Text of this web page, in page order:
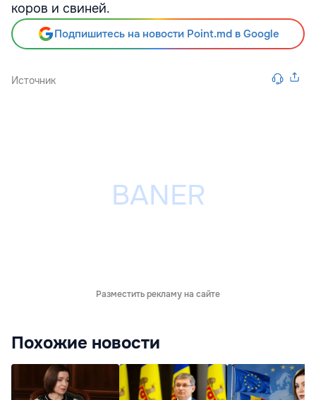
коров и свиней.
Подпишитесь на новости Point.md в Google
Источник
Разместить рекламу на сайте
Похожие новости